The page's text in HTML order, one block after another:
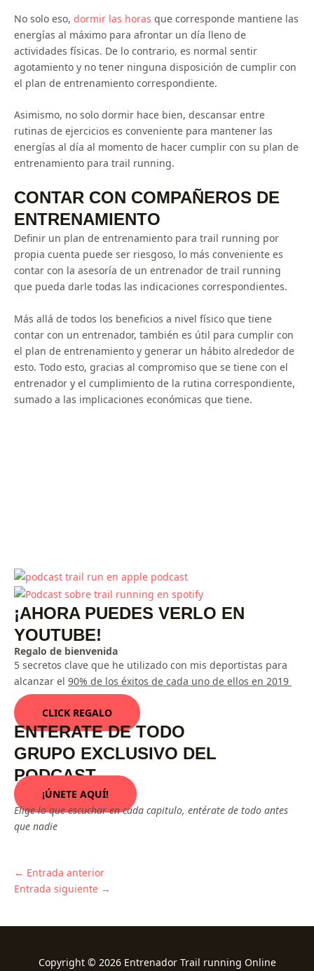
No solo eso, dormir las horas que corresponde mantiene las
energías al máximo para afrontar un día lleno de
actividades físicas. De lo contrario, es normal sentir
agotamiento y no tener ninguna disposición de cumplir con
el plan de entrenamiento correspondiente.
Asimismo, no solo dormir hace bien, descansar entre
rutinas de ejercicios es conveniente para mantener las
energías al día al momento de hacer cumplir con su plan de
entrenamiento para trail running.
CONTAR CON COMPAÑEROS DE
ENTRENAMIENTO
Definir un plan de entrenamiento para trail running por
propia cuenta puede ser riesgoso, lo más conveniente es
contar con la asesoría de un entrenador de trail running
que pueda darle todas las indicaciones correspondientes.
Más allá de todos los beneficios a nivel físico que tiene
contar con un entrenador, también es útil para cumplir con
el plan de entrenamiento y generar un hábito alrededor de
esto. Todo esto, gracias al compromiso que se tiene con el
entrenador y el cumplimiento de la rutina correspondiente,
sumado a las implicaciones económicas que tiene.
¡AHORA PUEDES VERLO EN
YOUTUBE!
Regalo de bienvenida
5 secretos clave que he utilizado con mis deportistas para
alcanzar el 90% de los éxitos de cada uno de ellos en 2019
CLICK REGALO
ENTERATE DE TODO
GRUPO EXCLUSIVO DEL
PODCAST
¡ÚNETE AQUÍ!
Elige lo que escuchar en cada capitulo, entérate de todo antes
que nadie
← Entrada anterior
Entrada siguiente →
Copyright © 2026 Entrenador Trail running Online